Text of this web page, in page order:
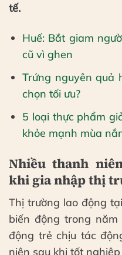
tế.
Huế: Bắt giam
cũ vì ghen
Trứng nguyên quả
chọn tối ưu?
5 loại thực phẩm
khỏe mạnh mùa
Nhiều thanh
khi gia nhập thị
Thị trường lao động
biến động trong
động trẻ chịu tác
niên sau khi tốt